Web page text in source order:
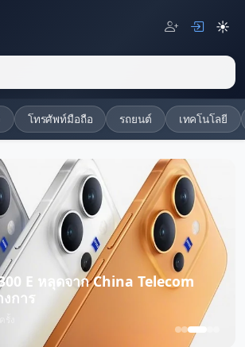
☀️
โทรศัพท์มือถือ รถยนต์ เทคโนโลยี
E หลุดจาก China Telecom
การ